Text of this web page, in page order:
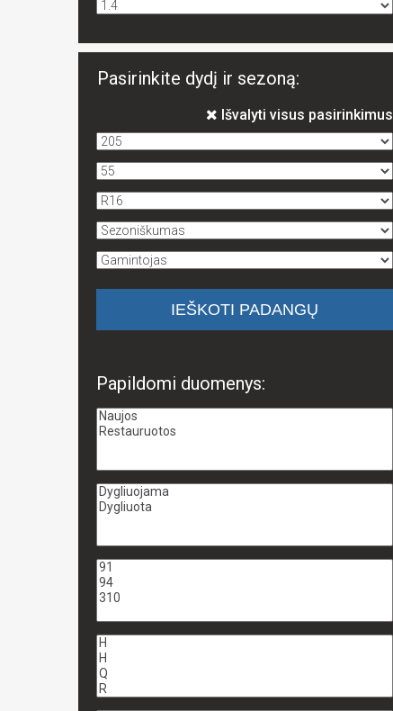
Pasirinkite dydį ir sezoną:
Išvalyti visus pasirinkimus
Papildomi duomenys: